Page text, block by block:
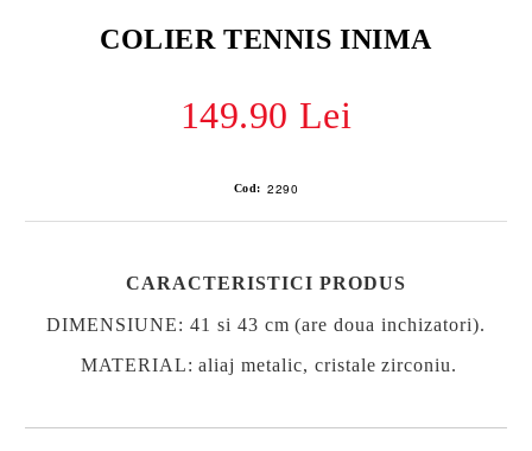
COLIER TENNIS INIMA
149.90 Lei
Cod: 2290
CARACTERISTICI PRODUS
DIMENSIUNE: 41 si 43 cm (are doua inchizatori).
MATERIAL: aliaj metalic, cristale zirconiu.